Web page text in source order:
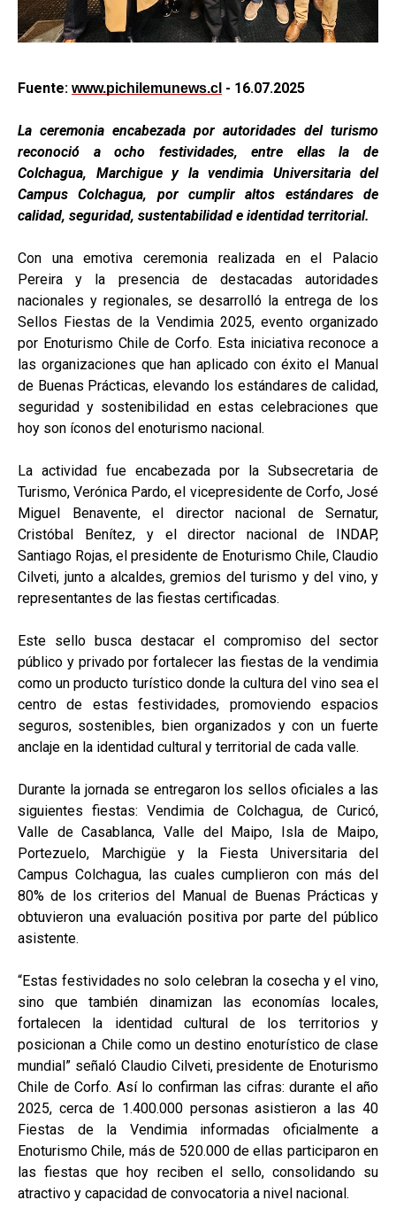
Fuente: www.pichilemunews.cl - 16.07.2025
La ceremonia encabezada por autoridades del turismo
reconoció a ocho festividades, entre ellas la de
Colchagua, Marchigue y la vendimia Universitaria del
Campus Colchagua, por cumplir altos estándares de
calidad, seguridad, sustentabilidad e identidad territorial.
Con una emotiva ceremonia realizada en el Palacio
Pereira y la presencia de destacadas autoridades
nacionales y regionales, se desarrolló la entrega de los
Sellos Fiestas de la Vendimia 2025, evento organizado
por Enoturismo Chile de Corfo. Esta iniciativa reconoce a
las organizaciones que han aplicado con éxito el Manual
de Buenas Prácticas, elevando los estándares de calidad,
seguridad y sostenibilidad en estas celebraciones que
hoy son íconos del enoturismo nacional.
La actividad fue encabezada por la Subsecretaria de
Turismo, Verónica Pardo, el vicepresidente de Corfo, José
Miguel Benavente, el director nacional de Sernatur,
Cristóbal Benítez, y el director nacional de INDAP,
Santiago Rojas, el presidente de Enoturismo Chile, Claudio
Cilveti, junto a alcaldes, gremios del turismo y del vino, y
representantes de las fiestas certificadas.
Este sello busca destacar el compromiso del sector
público y privado por fortalecer las fiestas de la vendimia
como un producto turístico donde la cultura del vino sea el
centro de estas festividades, promoviendo espacios
seguros, sostenibles, bien organizados y con un fuerte
anclaje en la identidad cultural y territorial de cada valle.
Durante la jornada se entregaron los sellos oficiales a las
siguientes fiestas: Vendimia de Colchagua, de Curicó,
Valle de Casablanca, Valle del Maipo, Isla de Maipo,
Portezuelo, Marchigüe y la Fiesta Universitaria del
Campus Colchagua, las cuales cumplieron con más del
80% de los criterios del Manual de Buenas Prácticas y
obtuvieron una evaluación positiva por parte del público
asistente.
“Estas festividades no solo celebran la cosecha y el vino,
sino que también dinamizan las economías locales,
fortalecen la identidad cultural de los territorios y
posicionan a Chile como un destino enoturístico de clase
mundial” señaló Claudio Cilveti, presidente de Enoturismo
Chile de Corfo. Así lo confirman las cifras: durante el año
2025, cerca de 1.400.000 personas asistieron a las 40
Fiestas de la Vendimia informadas oficialmente a
Enoturismo Chile, más de 520.000 de ellas participaron en
las fiestas que hoy reciben el sello, consolidando su
atractivo y capacidad de convocatoria a nivel nacional.